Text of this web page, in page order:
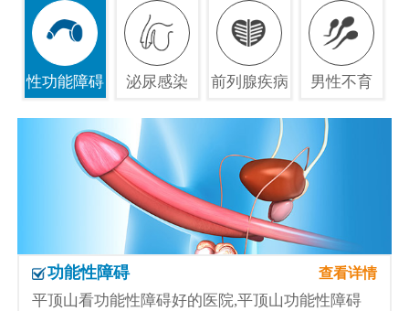
性功能障碍 泌尿感染 前列腺疾病 男性不育
功能性障碍 查看详情
平顶山看功能性障碍好的医院,平顶山功能性障碍